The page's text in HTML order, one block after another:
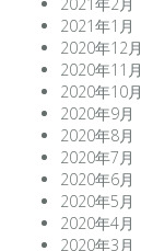
2021年1月
2020年12月
2020年11月
2020年10月
2020年9月
2020年8月
2020年7月
2020年6月
2020年5月
2020年4月
2020年3月